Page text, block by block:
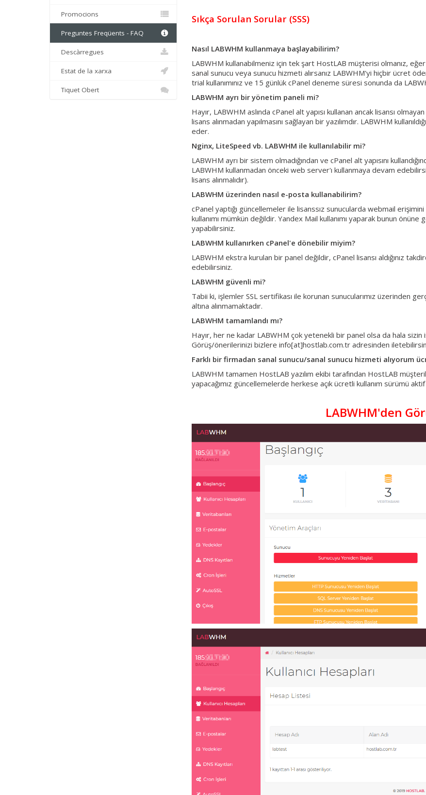
Sıkça Sorulan Sorular (SSS)
Nasıl LABWHM kullanmaya başlayabilirim?
LABWHM kullanabilmeniz için tek şart HostLAB müşterisi olmanız,
sanal sunucu veya sunucu hizmeti alırsanız LABWHM'yi hiçbir ücret
trial kullanımınız ve 15 günlük cPanel deneme süresi sonunda da
LABWHM ayrı bir yönetim paneli mi?
Hayır, LABWHM aslında cPanel alt yapısı kullanan ancak lisansı
lisans alınmadan yapılmasını sağlayan bir yazılımdır. LABWHM
eder.
Nginx, LiteSpeed vb. LABWHM ile kullanılabilir mi?
LABWHM ayrı bir sistem olmadığından ve cPanel alt yapısını
LABWHM kullanmadan önceki web server'ı kullanmaya devam
lisans alınmalıdır).
LABWHM üzerinden nasıl e-posta kullanabilirim?
cPanel yaptığı güncellemeler ile lisanssız sunucularda webmail
kullanımı mümkün değildir. Yandex Mail kullanımı yaparak bunun
yapabilirsiniz.
LABWHM kullanırken cPanel'e dönebilir miyim?
LABWHM ekstra kurulan bir panel değildir, cPanel lisansı aldığınız
edebilirsiniz.
LABWHM güvenli mi?
Tabii ki, işlemler SSL sertifikası ile korunan sunucularımız üzerinden
altına alınmamaktadır.
LABWHM tamamlandı mı?
Hayır, her ne kadar LABWHM çok yetenekli bir panel olsa da hala
Görüş/önerilerinizi bizlere info[at]hostlab.com.tr adresinden
Farklı bir firmadan sanal sunucu/sanal sunucu hizmeti alıyorum
LABWHM tamamen HostLAB yazılım ekibi tarafından HostLAB
yapacağımız güncellemelerde herkese açık ücretli kullanım sürümü
LABWHM'den
Promocions
Preguntes Freqüents - FAQ
Descàrregues
Estat de la xarxa
Tiquet Obert